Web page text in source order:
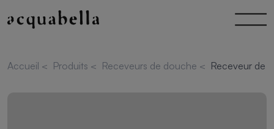
Accueil < Produits < Receveurs de douche < Receveur de